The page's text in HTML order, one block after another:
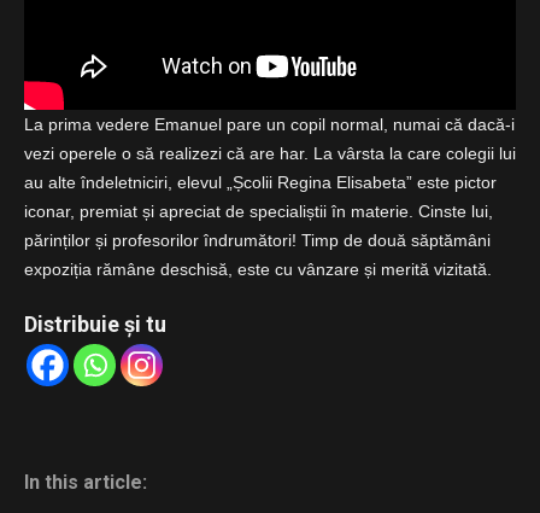
La prima vedere Emanuel pare un copil normal, numai că dacă-i
vezi operele o să realizezi că are har. La vârsta la care colegii lui
au alte îndeletniciri, elevul „Școlii Regina Elisabeta” este pictor
iconar, premiat și apreciat de specialiștii în materie. Cinste lui,
părinților și profesorilor îndrumători! Timp de două săptămâni
expoziția rămâne deschisă, este cu vânzare și merită vizitată.
Distribuie și tu
In this article: